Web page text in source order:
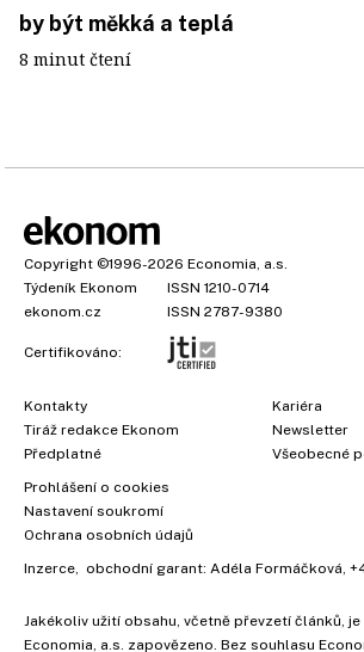
by být měkká a teplá
8 minut čtení
Copyright ©1996-2026 Economia, a.s.
Týdeník Ekonom
ISSN 1210-0714
ekonom.cz
ISSN 2787-9380
Certifikováno:
Kontakty
Tiráž redakce Ekonom
Předplatné
Kariéra
Newsletter
Všeobecné
Prohlášení o cookies
Nastavení soukromí
Ochrana osobních údajů
Inzerce, obchodní garant: Adéla Formáčková,
Jakékoliv užití obsahu, včetně převzetí článků,
Economia, a.s. zapovězeno. Bez souhlasu